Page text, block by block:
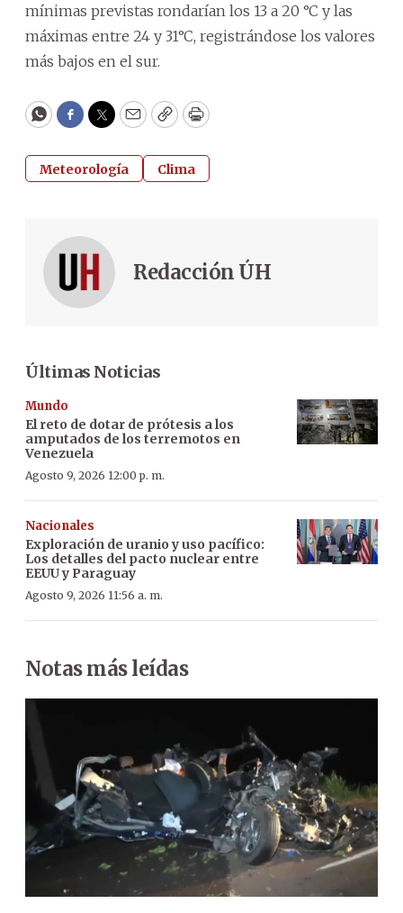
mínimas previstas rondarían los 13 a 20 °C y las
máximas entre 24 y 31°C, registrándose los valores
más bajos en el sur.
WhatsApp
Facebook
Twitter
EmailCopyPrint
Meteorología Clima
Redacción ÚH
Últimas Noticias
Mundo
El reto de dotar de prótesis a los
amputados de los terremotos en
Venezuela
Agosto 9, 2026 12:00 p. m.
Nacionales
Exploración de uranio y uso pacífico:
Los detalles del pacto nuclear entre
EEUU y Paraguay
Agosto 9, 2026 11:56 a. m.
Notas más leídas